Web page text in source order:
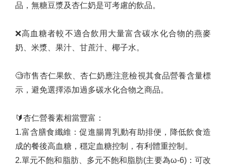
品，無糖豆漿及杏仁奶是可考慮的飲品。
❌高血糖者較不適合飲用大量富含碳水化合物的燕麥
奶、米漿、果汁、甘蔗汁、椰子水。
🧐市售杏仁果飲、杏仁奶應注意檢視其食品營養含量標
示，避免選擇添加過多碳水化合物之商品。
🔰杏仁營養素相當豐富：
1️.富含膳食纖維：促進腸胃乳動有助排便，降低飲食造
成的餐後高血糖，穩定血糖控制，有利體重控制。
2️.單元不飽和脂肪、多元不飽和脂肪(主要為ω-6)：可改